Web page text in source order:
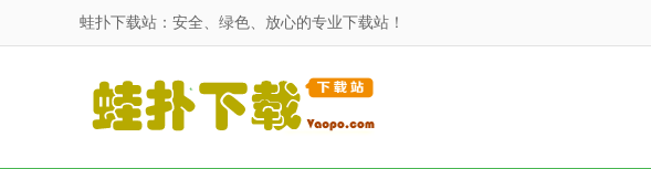
蛙扑下载站：安全、绿色、放心的专业下载站！